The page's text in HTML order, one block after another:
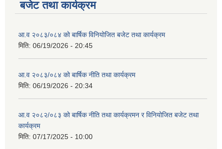
बजेट तथा कार्यक्रम
आ.व २०८३/०८४ को बार्षिक विनियोजित बजेट तथा कार्यक्रम
मिति: 06/19/2026 - 20:45
आ.व २०८३/०८४ को बार्षिक नीति तथा कार्यक्रम
मिति: 06/19/2026 - 20:34
आ.व २०८२/०८३ को बार्षिक नीति तथा कार्यक्रमन र विनियोजित बजेट तथा
कार्यक्रम
मिति: 07/17/2025 - 10:00